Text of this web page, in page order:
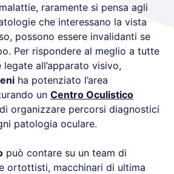
raramente si pensa agli
che interessano la vista
possono essere invalidanti se
Per rispondere al meglio a tutte
all’apparato visivo,
ha potenziato l’area
un Centro Oculistico
organizzare percorsi diagnostici
patologia oculare.
può contare su un team di
ortottisti, macchinari di ultima